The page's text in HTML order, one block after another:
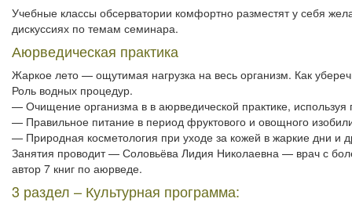
Учебные классы обсерватории комфортно разместят у себя
дискуссиях по темам семинара.
Аюрведическая практика
Жаркое лето — ощутимая нагрузка на весь организм. Как
Роль водных процедур.
— Очищение организма в в аюрведической практике, используя
— Правильное питание в период фруктового и овощного
— Природная косметология при уходе за кожей в жаркие дни и
Занятия проводит — Соловьёва Лидия Николаевна — врач с
автор 7 книг по аюрведе.
3 раздел – Культурная программа: